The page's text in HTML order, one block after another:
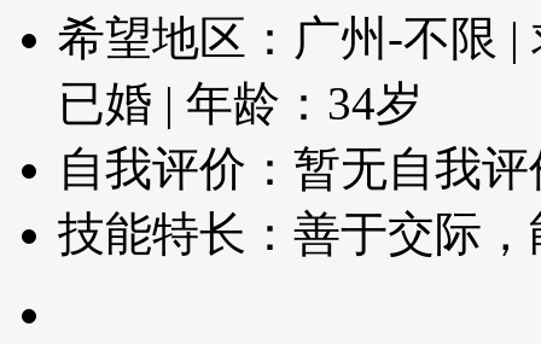
希望地区：广州-不限 |
已婚 | 年龄：34岁
自我评价：暂无自我评
技能特长：善于交际